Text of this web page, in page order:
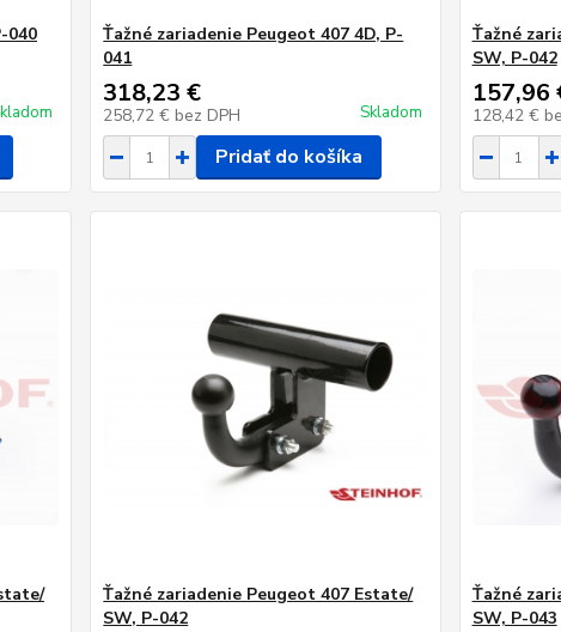
040
Ťažné zariadenie Peugeot 407 4D, P-
041
318,23 €
258,72 € bez DPH Skladom
Pridať do košíka
Ťažné
SW, P-042
157,96
128,42 €
Ťažné zariadenie Peugeot 407 Estate/
SW, P-042
Ťažné
SW, P-043